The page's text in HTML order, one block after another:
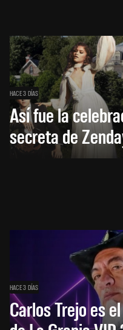
HACE 3 DÍAS
Así fue la
secreta de
HACE 3 DÍAS
Carlos Trejo es